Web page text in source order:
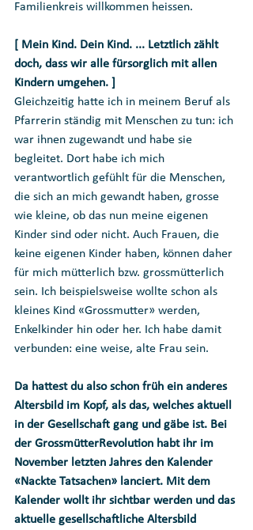
Familienkreis willkommen heissen.
[ Mein Kind. Dein Kind. ... Letztlich zählt
doch, dass wir alle fürsorglich mit allen
Kindern umgehen. ]
Gleichzeitig hatte ich in meinem Beruf als
Pfarrerin ständig mit Menschen zu tun: ich
war ihnen zugewandt und habe sie
begleitet. Dort habe ich mich
verantwortlich gefühlt für die Menschen,
die sich an mich gewandt haben, grosse
wie kleine, ob das nun meine eigenen
Kinder sind oder nicht. Auch Frauen, die
keine eigenen Kinder haben, können daher
für mich mütterlich bzw. grossmütterlich
sein. Ich beispielsweise wollte schon als
kleines Kind «Grossmutter» werden,
Enkelkinder hin oder her. Ich habe damit
verbunden: eine weise, alte Frau sein.
Da hattest du also schon früh ein anderes
Altersbild im Kopf, als das, welches aktuell
in der Gesellschaft gang und gäbe ist. Bei
der GrossmütterRevolution habt ihr im
November letzten Jahres den Kalender
«Nackte Tatsachen» lanciert. Mit dem
Kalender wollt ihr sichtbar werden und das
aktuelle gesellschaftliche Altersbild